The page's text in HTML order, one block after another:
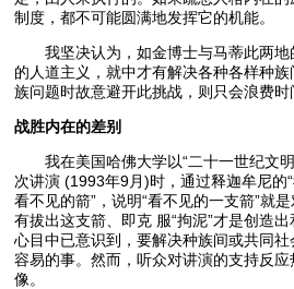
制度，都不可能圆满地发挥它的机能。
我坚决认为，如金博士与马蒂此两地
的人道主义，就中才有解决各种各样种
族问题时故意避开此挑战，则只会浪费时
战胜内在的差别
我在美国哈佛大学以“二十一世纪文明
次讲演 (1993年9月)时，通过释迦牟尼的
看不见的箭”，说明“看不见的一支箭”就
有拔出这支箭、即克 服“拘泥”才是创造
心目中已意识到，要解决种族间或共同
容易的事。然而，听众对讲演的支持反
像。